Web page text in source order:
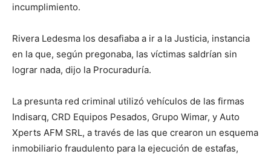
incumplimiento.
Rivera Ledesma los desafiaba a ir a la Justicia, instancia
en la que, según pregonaba, las víctimas saldrían sin
lograr nada, dijo la Procuraduría.
La presunta red criminal utilizó vehículos de las firmas
Indisarq, CRD Equipos Pesados, Grupo Wimar, y Auto
Xperts AFM SRL, a través de las que crearon un esquema
inmobiliario fraudulento para la ejecución de estafas,